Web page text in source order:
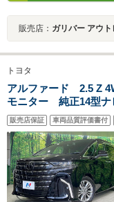
販売店： ガリバー アウ
トヨタ
アルファード 2.5 Z
モニター 純正14型
ンス 両側電動ドア
ルーズ 純正18インチ
ター AC100V
販売店保証 車両品質評価書付